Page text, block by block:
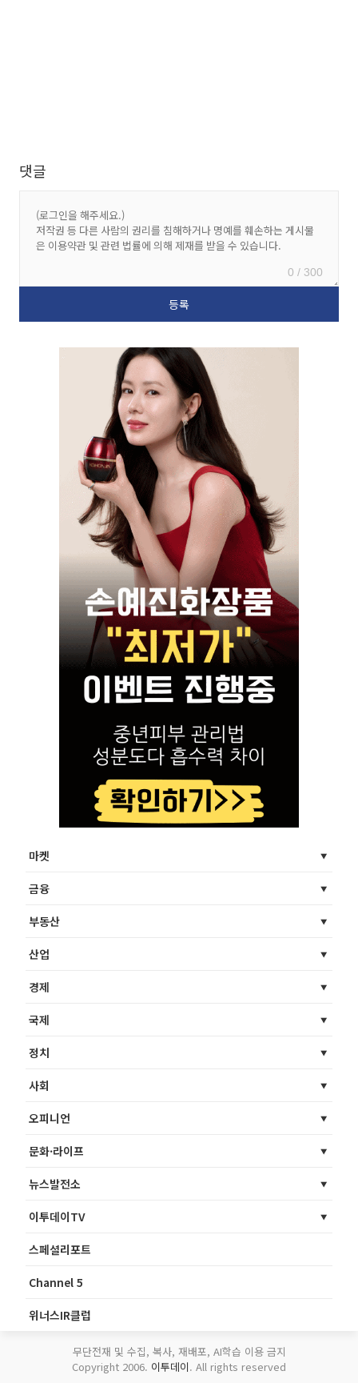
댓글
0 / 300
마켓
금융
부동산
산업
경제
국제
정치
사회
오피니언
문화·라이프
뉴스발전소
이투데이TV
스페셜리포트
Channel 5
위너스IR클럽
무단전재 및 수집, 복사, 재배포, AI학습 이용 금지
Copyright 2006. 이투데이. All rights reserved